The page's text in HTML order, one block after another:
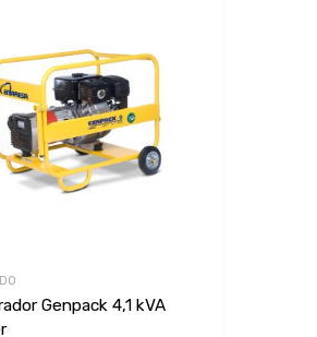
Genpack 4,1 kVA